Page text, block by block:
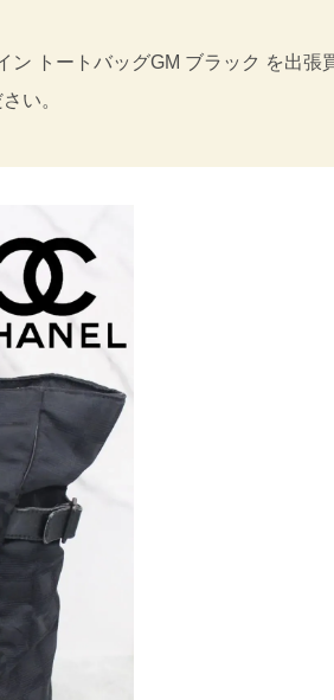
トートバッグGM ブラック を出
い。